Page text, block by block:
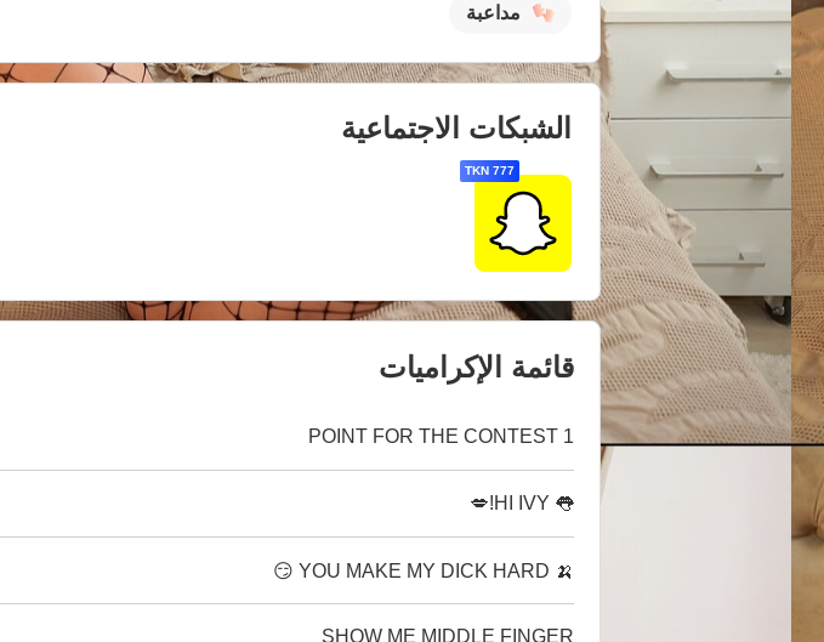
مداعبة
الشبكات الاجتماعية
777 TKN
قائمة الإكراميات
1 POINT FOR THE CONTEST
👅 HI IVY!💋
🍌 YOU MAKE MY DICK HARD 😏
SHOW ME MIDDLE FINGER